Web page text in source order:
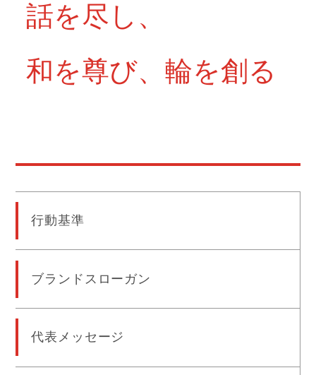
話を尽し、
和を尊び、輪を創る
行動基準
ブランドスローガン
代表メッセージ